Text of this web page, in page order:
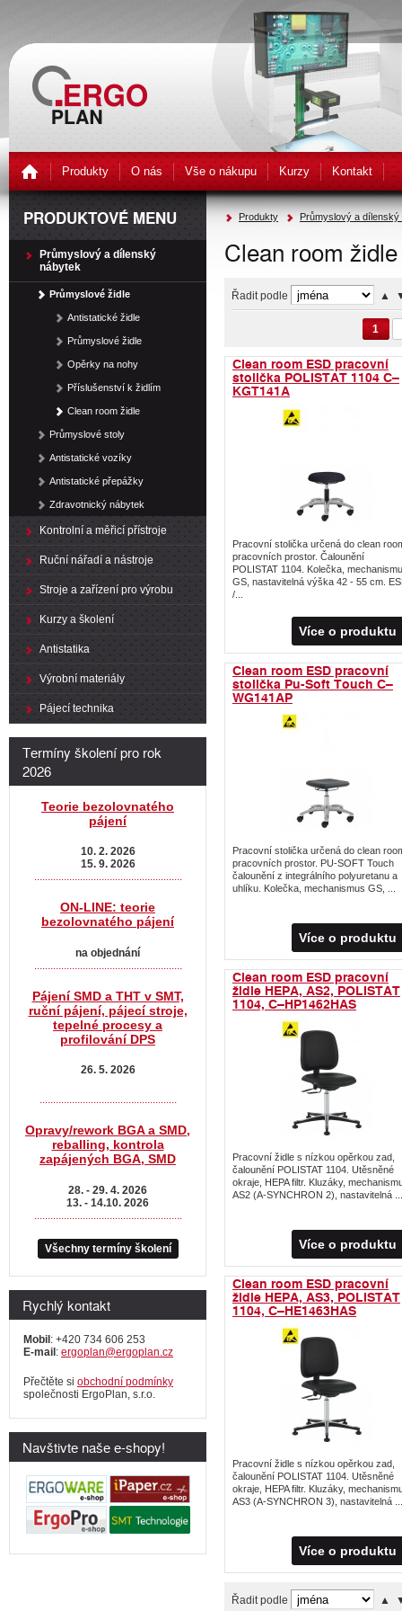
Produkty O nás Vše o nákupu Kurzy Kontakt
Produkty Průmyslový a dílenský
Clean room židle
Řadit podle ▲
1
Clean room ESD pracovní
stolička POLISTAT 1104 C–
KGT141A
Pracovní stolička určená do clean
pracovních prostor. Čalounění
POLISTAT 1104. Kolečka,
GS, nastavitelná výška 42 - 55 cm.
/...
Více o produktu
Clean room ESD pracovní
stolička Pu-Soft Touch C–
WG141AP
Pracovní stolička určená do clean
pracovních prostor. PU-SOFT Touch
čalounění z integrálního polyuretanu a
uhlíku. Kolečka, mechanismus GS, ...
Více o produktu
Clean room ESD pracovní
židle HEPA, AS2, POLISTAT
1104, C–HP1462HAS
Pracovní židle s nízkou opěrkou zad,
čalounění POLISTAT 1104. Utěsněné
okraje, HEPA filtr. Kluzáky,
AS2 (A-SYNCHRON 2), nastavitelná ...
Více o produktu
Clean room ESD pracovní
židle HEPA, AS3, POLISTAT
1104, C–HE1463HAS
Pracovní židle s nízkou opěrkou zad,
čalounění POLISTAT 1104. Utěsněné
okraje, HEPA filtr. Kluzáky,
AS3 (A-SYNCHRON 3), nastavitelná ...
Více o produktu
Řadit podle ▲
PRODUKTOVÉ MENU
Průmyslový a dílenský
nábytek
Průmyslové židle
Antistatické židle
Průmyslové židle
Opěrky na nohy
Příslušenství k židlím
Clean room židle
Průmyslové stoly
Antistatické vozíky
Antistatické přepážky
Zdravotnický nábytek
Kontrolní a měřicí přístroje
Ruční nářadí a nástroje
Stroje a zařízení pro výrobu
Kurzy a školení
Antistatika
Výrobní materiály
Pájecí technika
Termíny školení pro rok
2026
Teorie bezolovnatého
pájení
10. 2. 2026
15. 9. 2026
.......................................................
ON-LINE: teorie
bezolovnatého pájení
na objednání
Pájení SMD a THT v SMT,
ruční pájení, pájecí stroje,
tepelné procesy a
profilování DPS
26. 5. 2026
...................................................
Opravy/rework BGA a SMD,
reballing, kontrola
zapájených BGA, SMD
28. - 29. 4. 2026
13. - 14.10. 2026
Všechny termíny školení
Rychlý kontakt
Mobil: +420 734 606 253
E-mail: ergoplan@ergoplan.cz
Přečtěte si obchodní podmínky
společnosti ErgoPlan, s.r.o.
Navštivte naše e-shopy!